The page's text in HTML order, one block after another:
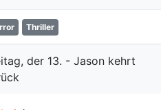
Thriller
der 13. - Jason kehrt